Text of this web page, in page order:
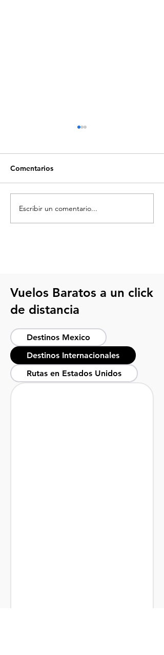
Requisitos para viajar a
Estados Unidos desde
Comentarios
Escribir un comentario...
Vuelos Baratos a un click
de distancia
Destinos Mexico
Destinos Internacionales
Rutas en Estados Unidos